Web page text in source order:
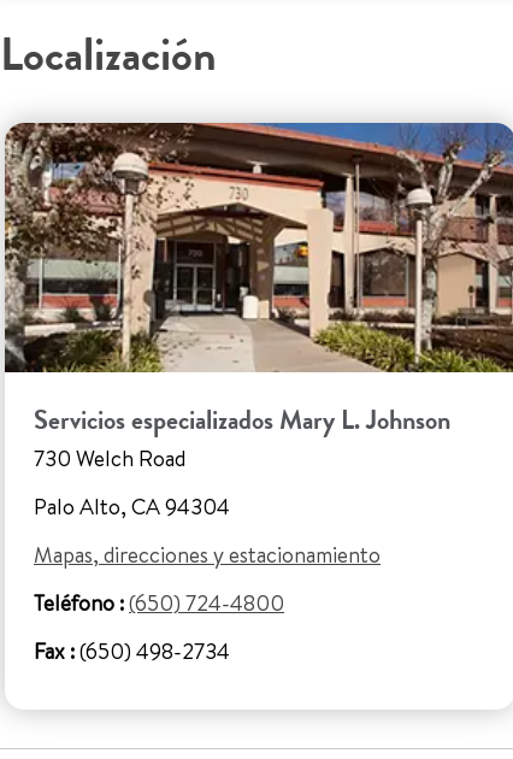
Localización
Servicios especializados Mary L. Johnson
730 Welch Road
Palo Alto, CA 94304
Mapas, direcciones y estacionamiento
Teléfono :(650) 724-4800
Fax :(650) 498-2734